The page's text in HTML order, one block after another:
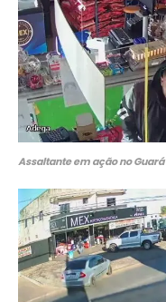
Assaltante em ação no Guará